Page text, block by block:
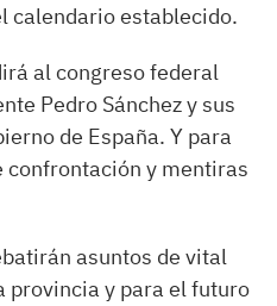
calendario establecido.
al congreso federal
Pedro Sánchez y sus
de España. Y para
y mentiras
asuntos de vital
provincia y para el futuro